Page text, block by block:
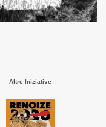
Altre Iniziative